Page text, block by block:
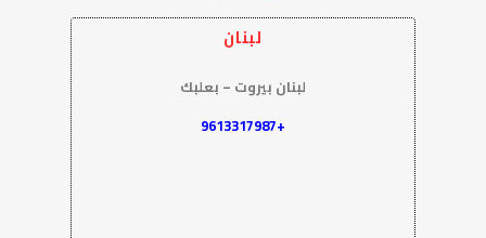
لبنان
لبنان بيروت – بعلبك
+9613317987